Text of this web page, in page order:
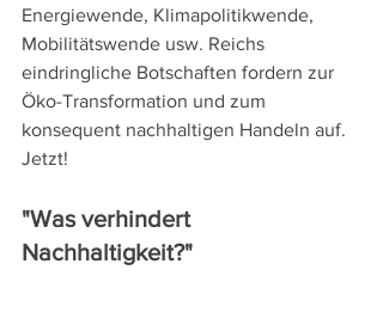
Energiewende, Klimapolitikwende,
Mobilitätswende usw. Reichs
eindringliche Botschaften fordern zur
Öko-Transformation und zum
konsequent nachhaltigen Handeln auf.
Jetzt!
"Was verhindert
Nachhaltigkeit?"